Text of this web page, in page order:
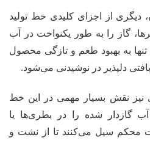
دیگری از اجزای کلیدی خط تولید
گاز را به طور یکنواخت در آب
تنها به بهبود طعم و تازگی محصول
دلپذیر در نوشیدنی می‌شود.
نیز نقش بسیار مهمی در این خط
آب گازدار شده را در بطری‌ها یا
محکم سیل می‌کنند تا از نشت و